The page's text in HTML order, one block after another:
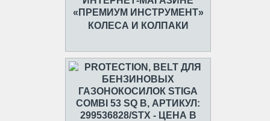
КОЛЕСА И КОЛПАКИ